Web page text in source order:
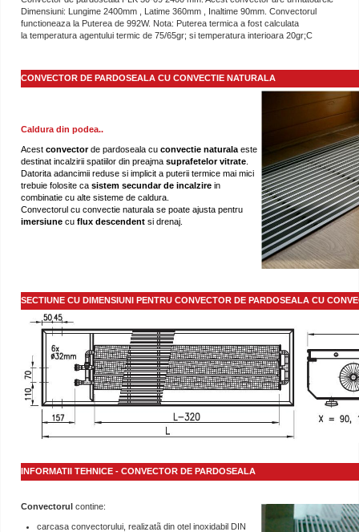
Dimensiuni: Lungime 2400mm , Latime 360mm , Inaltime 90mm. Convectorul
functioneaza la Puterea de 992W. Nota: Puterea termica a fost calculata
la temperatura agentului termic de 75/65gr; si temperatura interioara 20gr;C
CONVECTOR DE PARDOSEALA CU CONVECTIE NATURALA
Caldura din podea..
Acest convectorde pardoseala cu convectie naturala este
destinat incalzirii spatiilor din preajma suprafetelor vitrate
Datorita adancimii reduse si implicit a puterii termice mai mici
trebuie folosite ca sistem secundar de incalzire in
combinatie cu alte sisteme de caldura.
Convectorul cu convectie naturala se poate ajusta pentru
imersiune cu flux descendent si drenaj.
SECTIUNE CU DIMENSIUNI PENTRU CONVECTOR DE PARDOSEALA CU
INFORMATII TEHNICE - CONVECTOR DE PARDOSEALA
Convectorul contine:
carcasa convectorului, realizatã din otel inoxidabil DIN